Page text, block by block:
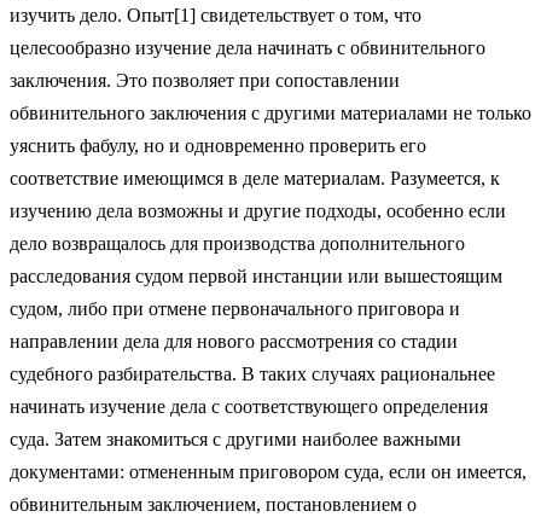
изучить дело. Опыт[1] свидетельствует о том, что
целесообразно изучение дела начинать с обвинительного
заключения. Это позволяет при сопоставлении
обвинительного заключения с другими материалами не только
уяснить фабулу, но и одновременно проверить его
соответствие имеющимся в деле материалам. Разумеется, к
изучению дела возможны и другие подходы, особенно если
дело возвращалось для производства дополнительного
расследования судом первой инстанции или вышестоящим
судом, либо при отмене первоначального приговора и
направлении дела для нового рассмотрения со стадии
судебного разбирательства. В таких случаях рациональнее
начинать изучение дела с соответствующего определения
суда. Затем знакомиться с другими наиболее важными
документами: отмененным приговором суда, если он имеется,
обвинительным заключением, постановлением о